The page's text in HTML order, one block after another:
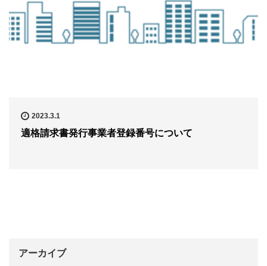
g
2023.3.1
適格請求書発行事業者登録番号について
アーカイブ